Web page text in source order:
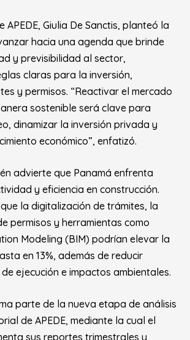
APEDE, Giulia De Sanctis, planteó la
hacia una agenda que brinde
y previsibilidad al sector,
claras para la inversión,
y permisos. “Reactivar el mercado
sostenible será clave para
dinamizar la inversión privada y
económico”, enfatizó.
advierte que Panamá enfrenta
y eficiencia en construcción.
la digitalización de trámites, la
permisos y herramientas como
Modeling (BIM) podrían elevar la
en 13%, además de reducir
ejecución e impactos ambientales.
parte de la nueva etapa de análisis
de APEDE, mediante la cual el
sus reportes trimestrales y